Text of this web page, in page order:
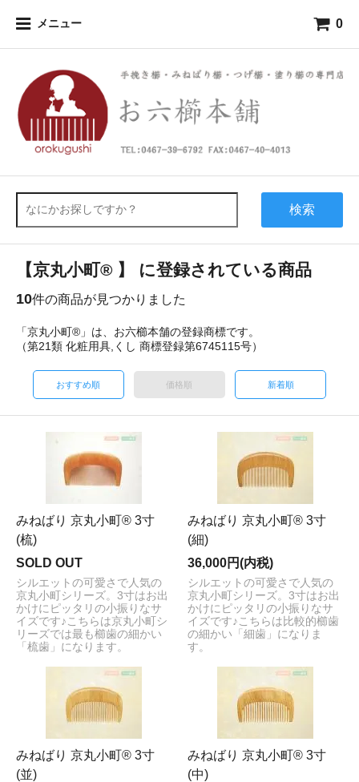
メニュー 0
検索
【京丸小町® 】 に登録されている商品
10件の商品が見つかりました
「京丸小町®」は、お六櫛本舗の登録商標です。
（第21類 化粧用具,くし 商標登録第6745115号）
おすすめ順 価格順 新着順
みねばり 京丸小町® 3寸
(梳)
SOLD OUT
シルエットの可愛さで人気の
京丸小町シリーズ。3寸はお出
かけにピッタリの小振りなサ
イズです♪こちらは京丸小町シ
リーズでは最も櫛歯の細かい
「梳歯」になります。
みねばり 京丸小町® 3寸
(細)
36,000円(内税)
シルエットの可愛さで人気の
京丸小町シリーズ。3寸はお出
かけにピッタリの小振りなサ
イズです♪こちらは比較的櫛歯
の細かい「細歯」になりま
す。
みねばり 京丸小町® 3寸
(並)
みねばり 京丸小町® 3寸
(中)